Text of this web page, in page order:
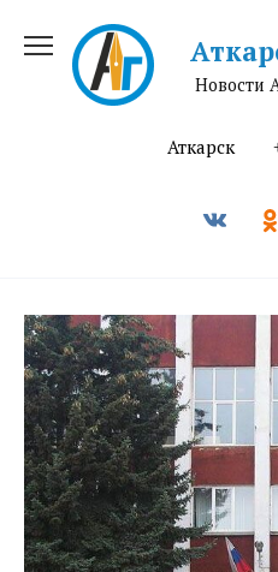
содержанию
Новости
Аткарск